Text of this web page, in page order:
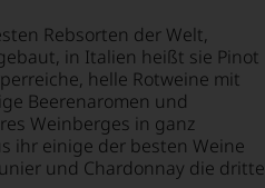
Rebsorten der Welt,
in Italien heißt sie Pinot
helle Rotweine mit
Beerenaromen und
Weinberges in ganz
ihr einige der besten Weine
und Chardonnay die dritte